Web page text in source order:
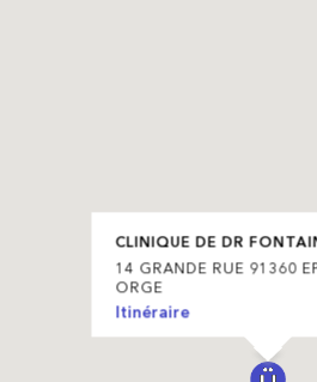
CLINIQUE DE DR
14 GRANDE RUE 91360
ORGE
Itinéraire